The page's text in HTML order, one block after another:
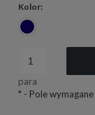
Kolor:
para
* - Pole wymagane